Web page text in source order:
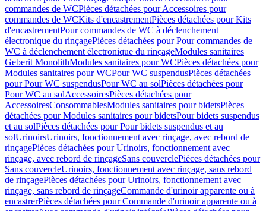
commandes de WCPièces détachées pour Accessoires pour
commandes de WCKits d'encastrementPièces détachées pour Kits
d'encastrementPour commandes de WC à déclenchement
électronique du rinçagePièces détachées pour Pour commandes de
WC à déclenchement électronique du rinçageModules sanitaires
Geberit MonolithModules sanitaires pour WCPièces détachées pour
Modules sanitaires pour WCPour WC suspendusPièces détachées
pour Pour WC suspendusPour WC au solPièces détachées pour
Pour WC au solAccessoiresPièces détachées pour
AccessoiresConsommablesModules sanitaires pour bidetsPièces
détachées pour Modules sanitaires pour bidetsPour bidets suspendus
et au solPièces détachées pour Pour bidets suspendus et au
solUrinoirsUrinoirs, fonctionnement avec rinçage, avec rebord de
rinçagePièces détachées pour Urinoirs, fonctionnement avec
rinçage, avec rebord de rinçageSans couverclePièces détachées pour
Sans couvercleUrinoirs, fonctionnement avec rinçage, sans rebord
de rinçagePièces détachées pour Urinoirs, fonctionnement avec
rinçage, sans rebord de rinçageCommande d'urinoir apparente ou à
encastrerPièces détachées pour Commande d'urinoir apparente ou à